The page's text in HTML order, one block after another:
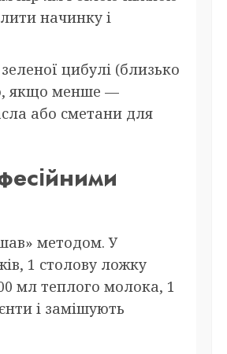
начинку і
цибулі (близько
якщо менше —
або сметани для
методом. У
1 столову ложку
мл теплого молока, 1
і замішують